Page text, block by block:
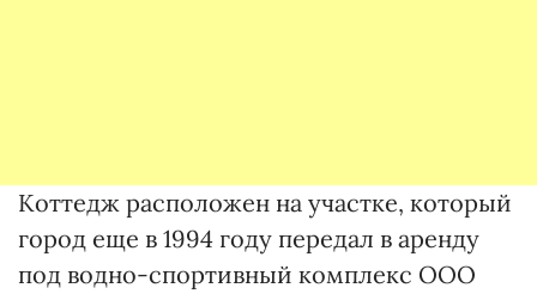
Коттедж расположен на участке, который
город еще в 1994 году передал в аренду
под водно-спортивный комплекс ООО